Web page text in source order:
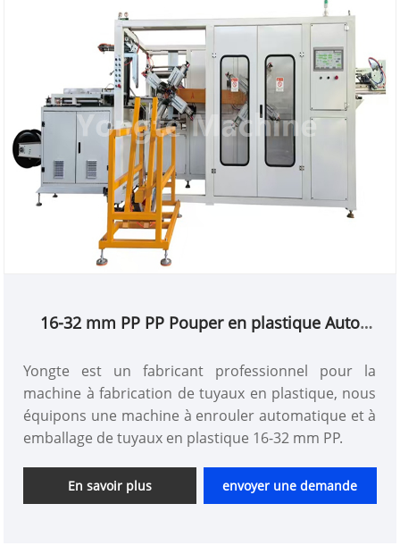
16-32 mm PP PP Pouper en plastique Auto
Yongte est un fabricant professionnel pour la
machine à fabrication de tuyaux en plastique, nous
équipons une machine à enrouler automatique et à
emballage de tuyaux en plastique 16-32 mm PP.
En savoir plus envoyer une demande